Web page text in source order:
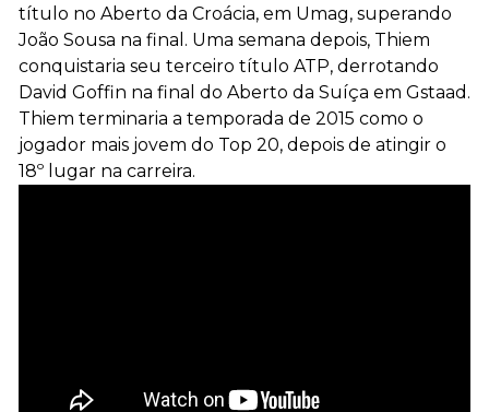
título no Aberto da Croácia, em Umag, superando
João Sousa na final. Uma semana depois, Thiem
conquistaria seu terceiro título ATP, derrotando
David Goffin na final do Aberto da Suíça em Gstaad.
Thiem terminaria a temporada de 2015 como o
jogador mais jovem do Top 20, depois de atingir o
18º lugar na carreira.